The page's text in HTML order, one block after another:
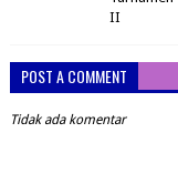
II
POST A COMMENT
Tidak ada komentar